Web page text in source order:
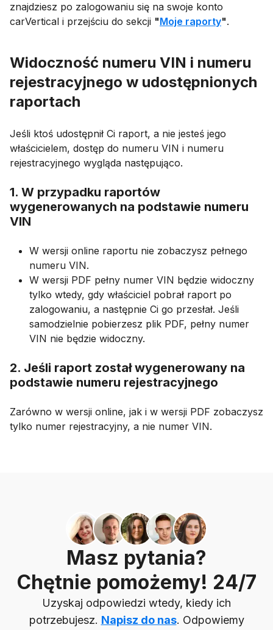
znajdziesz po zalogowaniu się na swoje konto
carVertical i przejściu do sekcji "Moje raporty".
Widoczność numeru VIN i numeru
rejestracyjnego w udostępnionych
raportach
Jeśli ktoś udostępnił Ci raport, a nie jesteś jego
właścicielem, dostęp do numeru VIN i numeru
rejestracyjnego wygląda następująco.
1. W przypadku raportów
wygenerowanych na podstawie numeru
VIN
W wersji online raportu nie zobaczysz pełnego
numeru VIN.
W wersji PDF pełny numer VIN będzie widoczny
tylko wtedy, gdy właściciel pobrał raport po
zalogowaniu, a następnie Ci go przesłał. Jeśli
samodzielnie pobierzesz plik PDF, pełny numer
VIN nie będzie widoczny.
2. Jeśli raport został wygenerowany na
podstawie numeru rejestracyjnego
Zarówno w wersji online, jak i w wersji PDF zobaczysz
tylko numer rejestracyjny, a nie numer VIN.
Masz pytania?
Chętnie pomożemy! 24/7
Uzyskaj odpowiedzi wtedy, kiedy ich
potrzebujesz. Napisz do nas. Odpowiemy